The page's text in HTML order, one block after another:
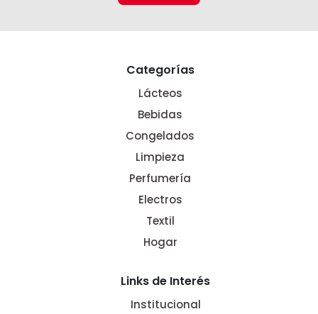
Categorías
Lácteos
Bebidas
Congelados
Limpieza
Perfumería
Electros
Textil
Hogar
Links de Interés
Institucional